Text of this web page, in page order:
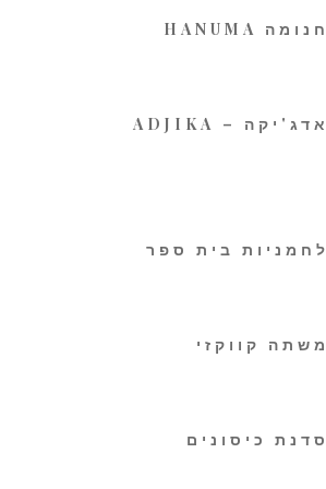
חנומה HANUMA
אדג'יקה – ADJIKA
לחמניות בית ספר
משתה קווקזי
סדנת כיסונים